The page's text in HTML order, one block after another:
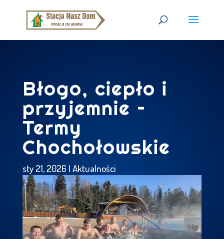
Błogo, ciepło i
przyjemnie –
Termy
Chochołowskie
sty 21, 2026 | Aktualności